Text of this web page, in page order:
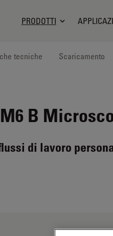
Logo
PRODOTTI
tecniche Scaricamento
B
di lavoro